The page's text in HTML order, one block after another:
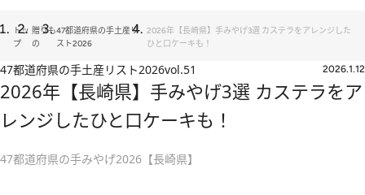
トッ
プ
贈りも
の
47都道府県の手土産リ
スト2026
2026年【長崎県】手みやげ3選 カステラをアレンジした
ひと口ケーキも！
47都道府県の手土産リスト2026vol.51 2026.1.12
2026年【長崎県】手みやげ3選 カステラをア
レンジしたひと口ケーキも！
47都道府県の手みやげ2026【長崎県】